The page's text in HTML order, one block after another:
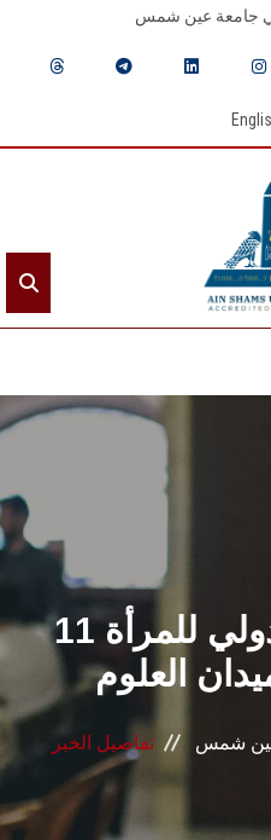
جامعة عين شمس
الرئيسيـة
عن الجامعة
القطاعـات
الشئون الأكاديمية
البحث العلمي
الرعاية الصحية
المراكز والوحدات
11 فبراير اليوم الدولي للمرأة
العلوم
عين شمس تفاصيل الخبر